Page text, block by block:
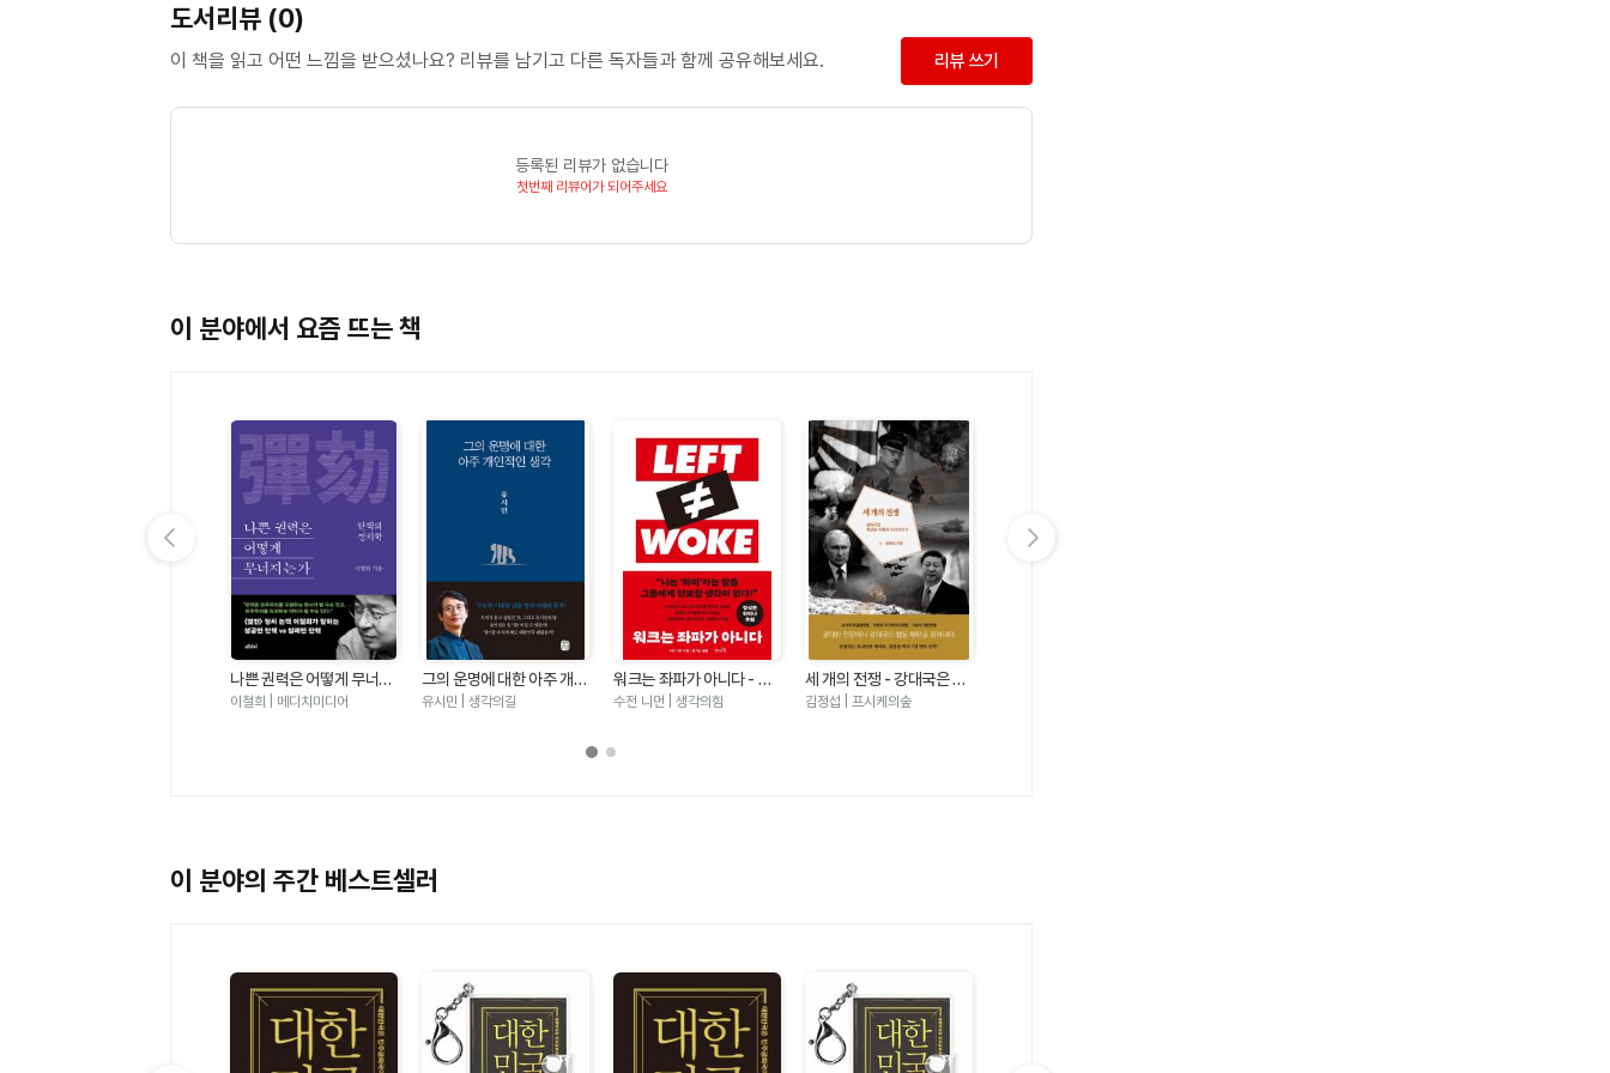
도서리뷰 (0)
이 책을 읽고 어떤 느낌을 받으셨나요? 리뷰를 남기고 다른 독자들과 함께 공유해보세요. 리뷰 쓰기
등록된 리뷰가 없습니다
첫번째 리뷰어가 되어주세요
이 분야에서 요즘 뜨는 책
나쁜 권력은 어떻게 무너지
는가 - 탄핵의 정치학
이철희 | 메디치미디어
그의 운명에 대한 아주 개인
적인 생각
유시민 | 생각의길
워크는 좌파가 아니다 - 진
지한 민주주의자를 위한 선
수전 니먼 | 생각의힘
세 개의 전쟁 - 강대국은 세
상을 어떻게 바라보는가
김정섭 | 프시케의숲
이 분야의 주간 베스트셀러